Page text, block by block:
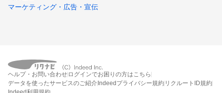
マーケティング・広告・宣伝
ヘルプ・お問い合わせ ログインでお困りの方はこちら
データを使ったサービスのご紹介Indeedプライバシー規約 リクルートID規約